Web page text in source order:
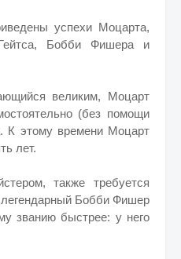
успехи Моцарта,
Бобби Фишера и
великим, Моцарт
(без помощи
К этому времени Моцарт
лет.
также требуется
легендарный Бобби Фишер
званию быстрее: у него